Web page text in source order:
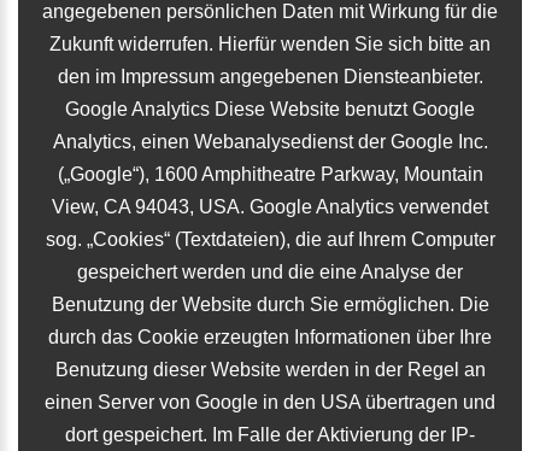
angegebenen persönlichen Daten mit Wirkung für die
Zukunft widerrufen. Hierfür wenden Sie sich bitte an
den im Impressum angegebenen Diensteanbieter.
Google Analytics Diese Website benutzt Google
Analytics, einen Webanalysedienst der Google Inc.
(„Google“), 1600 Amphitheatre Parkway, Mountain
View, CA 94043, USA. Google Analytics verwendet
sog. „Cookies“ (Textdateien), die auf Ihrem Computer
gespeichert werden und die eine Analyse der
Benutzung der Website durch Sie ermöglichen. Die
durch das Cookie erzeugten Informationen über Ihre
Benutzung dieser Website werden in der Regel an
einen Server von Google in den USA übertragen und
dort gespeichert. Im Falle der Aktivierung der IP-